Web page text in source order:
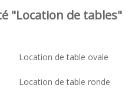
"Location de tables"
Location de table ovale
Location de table ronde